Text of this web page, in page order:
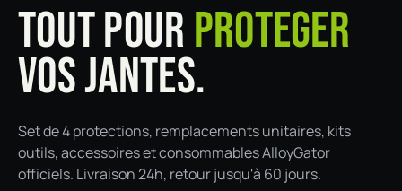
TOUT POURPROTEGER
VOS JANTES.
Set de 4 protections, remplacements unitaires, kits
outils, accessoires et consommables AlloyGator
officiels. Livraison 24h, retour jusqu'à 60 jours.